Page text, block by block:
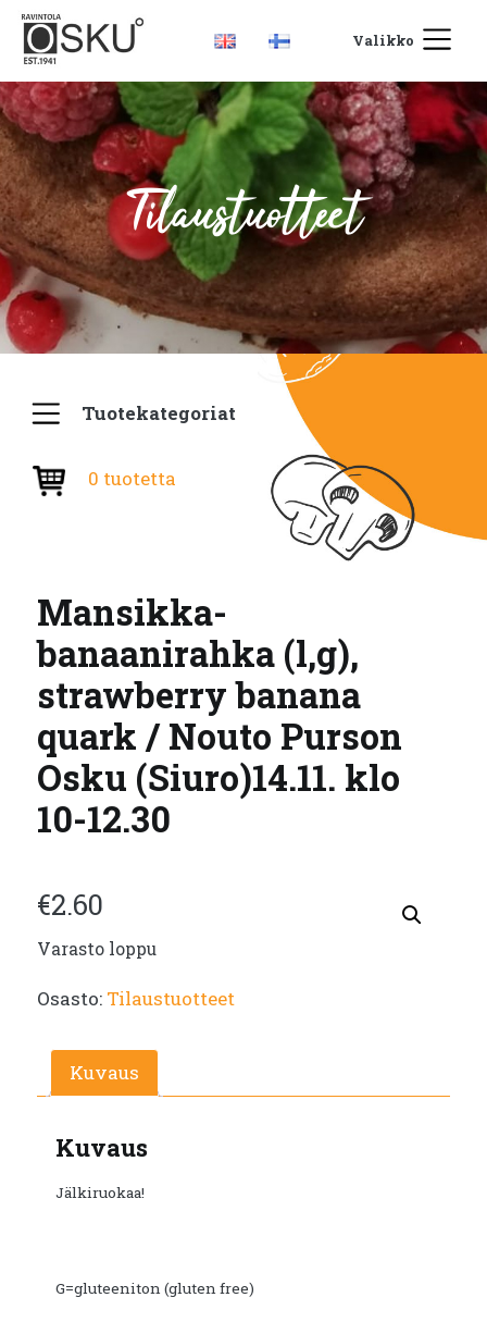
Valikko
Tilaustuotteet
Tuotekategoriat
0 tuotetta
Mansikka-
banaanirahka (l,g),
strawberry banana
quark / Nouto Purson
Osku (Siuro)14.11. klo
10-12.30
€2.60
Varasto loppu
Osasto: Tilaustuotteet
Kuvaus
Kuvaus
Jälkiruokaa!
G=gluteeniton (gluten free)